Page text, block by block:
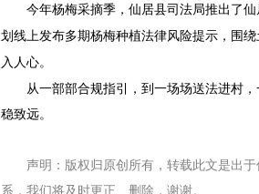
今年杨梅采摘季，仙居县司法局推出了
划线上发布多期杨梅种植法律风险提示，围
入人心。
从一部部合规指引，到一场场送法进村
稳致远。
声明：版权归原创所有，转载此文是出
系，我们将及时更正、删除，谢谢。